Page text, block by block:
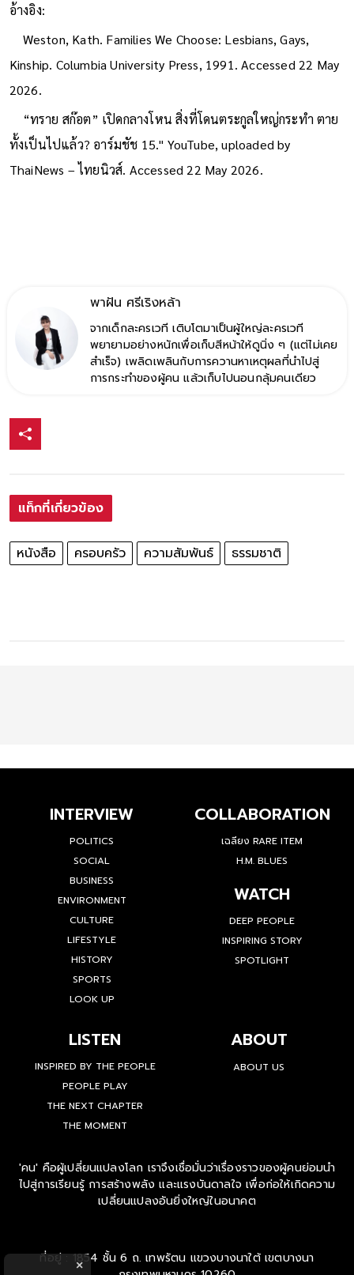
อ้างอิง:
Weston, Kath. Families We Choose: Lesbians, Gays,
Kinship. Columbia University Press, 1991. Accessed 22 May
2026.
“ทราย สก๊อต” เปิดกลางโหน สิ่งที่โดนตระกูลใหญ่กระทำ ตาย
ทั้งเป็นไปแล้ว? อาร์มชัช 15." YouTube, uploaded by
ThaiNews – ไทยนิวส์. Accessed 22 May 2026.
พาฝัน ศรีเริงหล้า
จากเด็กละครเวที เติบโตมาเป็นผู้ใหญ่ละครเวที
พยายามอย่างหนักเพื่อเก็บสีหน้าให้ดูนิ่ง ๆ (แต่ไม่เคย
สำเร็จ) เพลิดเพลินกับการควานหาเหตุผลที่นำไปสู่
การกระทำของผู้คน แล้วเก็บไปนอนกลุ้มคนเดียว
แท็กที่เกี่ยวข้อง
หนังสือ ครอบครัว ความสัมพันธ์ ธรรมชาติ
INTERVIEW
POLITICS
SOCIAL
BUSINESS
ENVIRONMENT
CULTURE
LIFESTYLE
HISTORY
SPORTS
LOOK UP
COLLABORATION
เฉลียง RARE ITEM
H.M. BLUES
WATCH
DEEP PEOPLE
INSPIRING STORY
SPOTLIGHT
LISTEN
INSPIRED BY THE PEOPLE
PEOPLE PLAY
THE NEXT CHAPTER
THE MOMENT
ABOUT
ABOUT US
'คน' คือผู้เปลี่ยนแปลงโลก เราจึงเชื่อมั่นว่าเรื่องราวของผู้คนย่อมนำ
ไปสู่การเรียนรู้ การสร้างพลัง และแรงบันดาลใจ เพื่อก่อให้เกิดความ
เปลี่ยนแปลงอันยิ่งใหญ่ในอนาคต
ที่อยู่ : 1854 ชั้น 6 ถ. เทพรัตน แขวงบางนาใต้ เขตบางนา
×